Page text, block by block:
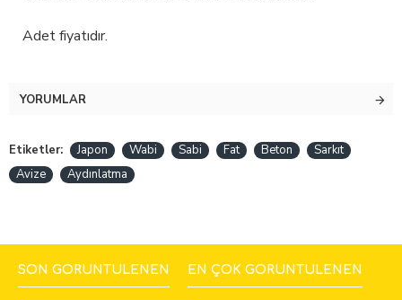
Adet fiyatıdır.
YORUMLAR
Etiketler: Japon Wabi Sabi Fat Beton
Sarkıt
Avize
Aydınlatma
SON GÖRÜNTÜLENEN EN ÇOK GÖRÜNTÜLENEN